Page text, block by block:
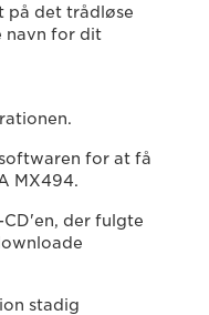
på det trådløse
navn for dit
for at få
MX494.
CD'en, der fulgte
stadig